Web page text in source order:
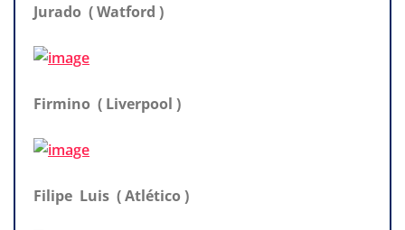
Jurado ( Watford )
Firmino ( Liverpool )
Filipe Luis ( Atlético )